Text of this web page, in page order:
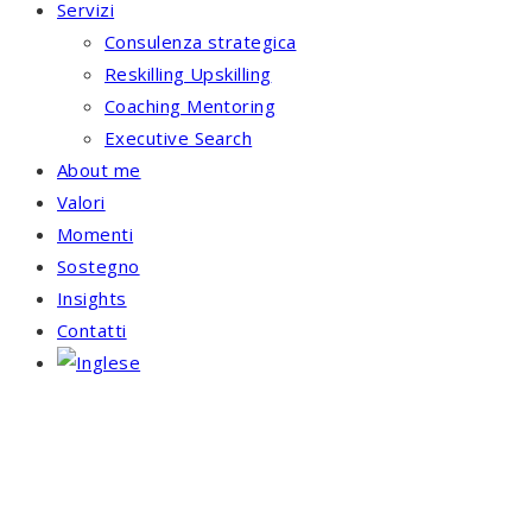
Servizi
Consulenza strategica
Reskilling Upskilling
Coaching Mentoring
Executive Search
About me
Valori
Momenti
Sostegno
Insights
Contatti